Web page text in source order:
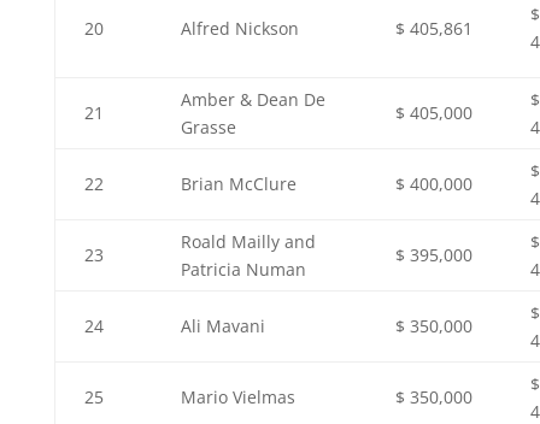
20 Alfred Nickson $ 405,861
$
21
Amber & Dean De
Grasse
$ 405,000
$
22 Brian McClure $ 400,000
$
23
Roald Mailly and
Patricia Numan
$ 395,000
$
24 Ali Mavani $ 350,000
$
25 Mario Vielmas $ 350,000
$